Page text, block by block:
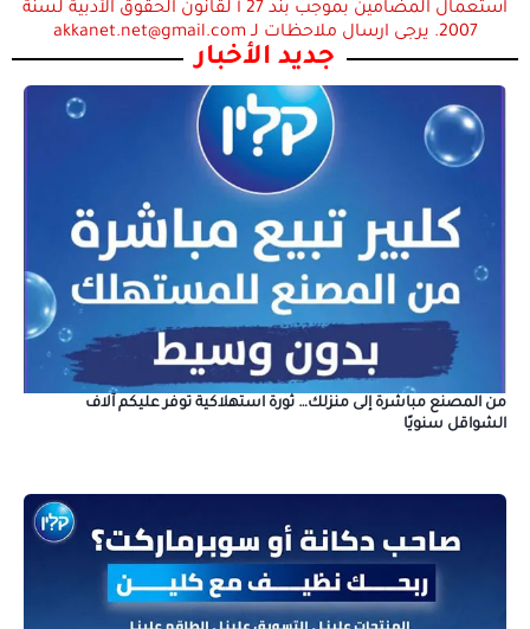
استعمال المضامين بموجب بند 27 أ لقانون الحقوق الأدبية لسنة
2007. يرجى ارسال ملاحظات لـ akkanet.net@gmail.com
جديد الأخبار
من المصنع مباشرة إلى منزلك… ثورة استهلاكية توفر عليكم آلاف
الشواقل سنويًا